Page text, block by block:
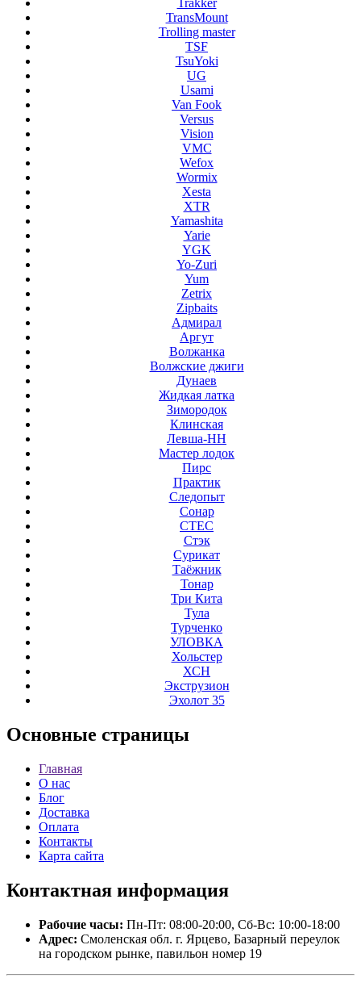
Trakker
TransMount
Trolling master
TSF
TsuYoki
UG
Usami
Van Fook
Versus
Vision
VMC
Wefox
Wormix
Xesta
XTR
Yamashita
Yarie
YGK
Yo-Zuri
Yum
Zetrix
Zipbaits
Адмирал
Аргут
Волжанка
Волжские джиги
Дунаев
Жидкая латка
Зимородок
Клинская
Левша-НН
Мастер лодок
Пирс
Практик
Следопыт
Сонар
СТЕС
Стэк
Сурикат
Таёжник
Тонар
Три Кита
Тула
Турченко
УЛОВКА
Хольстер
ХСН
Экструзион
Эхолот 35
Основные страницы
Главная
О нас
Блог
Доставка
Оплата
Контакты
Карта сайта
Контактная информация
Рабочие часы: Пн-Пт: 08:00-20:00, Сб-Вс: 10:00-18:00
Адрес: Смоленская обл. г. Ярцево, Базарный переулок
на городском рынке, павильон номер 19